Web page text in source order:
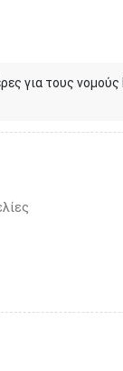
για τους νομούς